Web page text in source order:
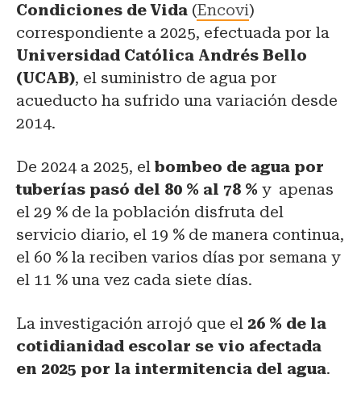
Condiciones de Vida (Encovi)
correspondiente a 2025, efectuada por la
Universidad Católica Andrés Bello
(UCAB), el suministro de agua por
acueducto ha sufrido una variación desde
2014.
De 2024 a 2025, el bombeo de agua por
tuberías pasó del 80 % al 78 % y apenas
el 29 % de la población disfruta del
servicio diario, el 19 % de manera continua,
el 60 % la reciben varios días por semana y
el 11 % una vez cada siete días.
La investigación arrojó que el 26 % de la
cotidianidad escolar se vio afectada
en 2025 por la intermitencia del agua.